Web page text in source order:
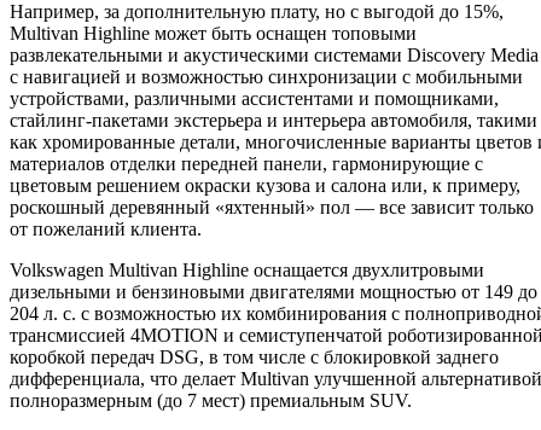
Например, за дополнительную плату, но с выгодой до 15%,
Multivan Highline может быть оснащен топовыми
развлекательными и акустическими системами Discovery Media
с навигацией и возможностью синхронизации с мобильными
устройствами, различными ассистентами и помощниками,
стайлинг-пакетами экстерьера и интерьера автомобиля, такими
как хромированные детали, многочисленные варианты цветов
материалов отделки передней панели, гармонирующие с
цветовым решением окраски кузова и салона или, к примеру,
роскошный деревянный «яхтенный» пол — все зависит только
от пожеланий клиента.
Volkswagen Multivan Highline оснащается двухлитровыми
дизельными и бензиновыми двигателями мощностью от 149 до
204 л. с. с возможностью их комбинирования с
трансмиссией 4MOTION и семиступенчатой
коробкой передач DSG, в том числе с блокировкой заднего
дифференциала, что делает Multivan улучшенной альтернативой
полноразмерным (до 7 мест) премиальным SUV.